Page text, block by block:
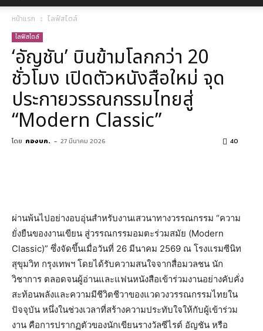
หน้าแรก ไลฟ์สไตล์
ไลฟ์สไตล์
‘อัญชัน’ บินข้ามโลกกว่า 20
ชั่วโมง เปิดตัวหนังสือใหม่ จุด
ประกายวรรณกรรมไทยสู่
“Modern Classic”
โดย กองบก. - 27 มีนาคม 2026 40
ผ่านพ้นไปอย่างอบอุ่นสำหรับงานเสวนาทางวรรณกรรม “ความ
ยั่งยืนของงานเขียน สู่วรรณกรรมอมตะร่วมสมัย (Modern
Classic)” ซึ่งจัดขึ้นเมื่อวันที่ 26 มีนาคม 2569 ณ โรงแรมซีนิท
สุขุมวิท กรุงเทพฯ โดยได้รับความสนใจจากสื่อมวลชน นัก
วิชาการ ตลอดจนผู้อ่านและแฟนหนังสือเข้าร่วมงานอย่างคับคั่ง
สะท้อนพลังและความมีชีวิตชีวาของแวดวงวรรณกรรมไทยใน
ปัจจุบัน หนึ่งในช่วงเวลาที่สร้างความประทับใจให้กับผู้เข้าร่วม
งาน คือการปรากฏตัวของนักเขียนรางวัลซีไรต์ อัญชัน หรือ